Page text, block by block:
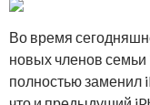
Во время
новых членов семьи
полностью заменил